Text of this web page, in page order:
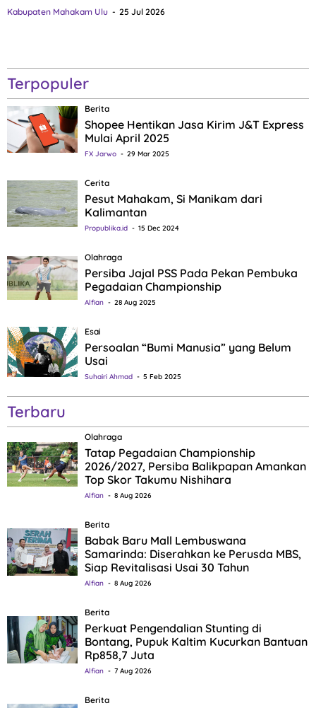
Kabupaten Mahakam Ulu 25 Jul 2026
Terpopuler
Berita
Shopee Hentikan Jasa Kirim J&T Express
Mulai April 2025
FX Jarwo 29 Mar 2025
Cerita
Pesut Mahakam, Si Manikam dari
Kalimantan
Propublika.id 15 Dec 2024
Olahraga
Persiba Jajal PSS Pada Pekan Pembuka
Pegadaian Championship
Alfian 28 Aug 2025
Esai
Persoalan “Bumi Manusia” yang Belum
Usai
Suhairi Ahmad 5 Feb 2025
Terbaru
Olahraga
Tatap Pegadaian Championship
2026/2027, Persiba Balikpapan Amankan
Top Skor Takumu Nishihara
Alfian 8 Aug 2026
Berita
Babak Baru Mall Lembuswana
Samarinda: Diserahkan ke Perusda MBS,
Siap Revitalisasi Usai 30 Tahun
Alfian 8 Aug 2026
Berita
Perkuat Pengendalian Stunting di
Bontang, Pupuk Kaltim Kucurkan Bantuan
Rp858,7 Juta
Alfian 7 Aug 2026
Berita